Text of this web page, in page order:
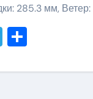
285.3 мм,
Telegram